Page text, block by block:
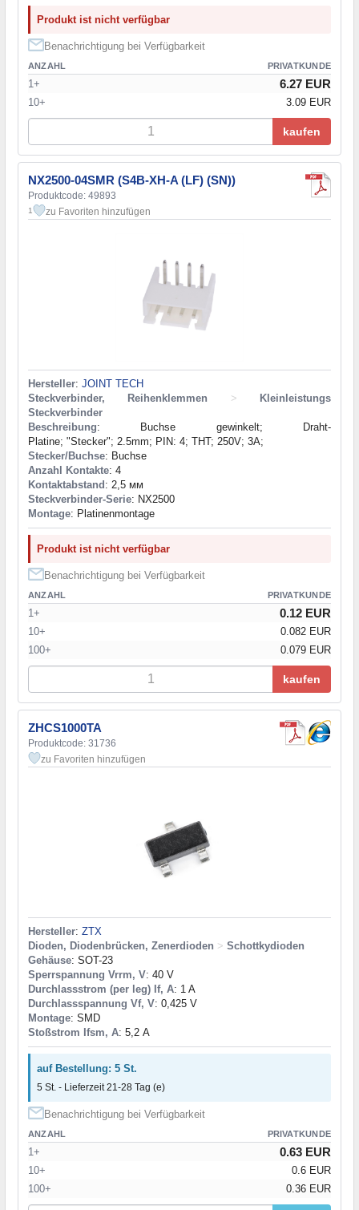
Produkt ist nicht verfügbar
Benachrichtigung bei Verfügbarkeit
ANZAHL PRIVATKUNDE
1+ 6.27 EUR
10+ 3.09 EUR
kaufen
NX2500-04SMR (S4B-XH-A (LF) (SN))
Produktcode: 49893
1 zu Favoriten hinzufügen
Hersteller: JOINT TECH
Steckverbinder, Reihenklemmen
>
Kleinleistungs
Steckverbinder
Beschreibung: Buchse gewinkelt; Draht-
Platine; "Stecker"; 2.5mm; PIN: 4; THT; 250V; 3A;
Stecker/Buchse: Buchse
Anzahl Kontakte: 4
Kontaktabstand : 2,5 мм
Steckverbinder-Serie: NX2500
Montage: Platinenmontage
Produkt ist nicht verfügbar
Benachrichtigung bei Verfügbarkeit
ANZAHL PRIVATKUNDE
1+ 0.12 EUR
10+
0.082 EUR
100+
0.079 EUR
kaufen
ZHCS1000TA
Produktcode: 31736
zu Favoriten hinzufügen
Hersteller: ZTX
Dioden, Diodenbrücken, Zenerdioden > Schottkydioden
Gehäuse: SOT-23
Sperrspannung Vrrm, V: 40 V
Durchlassstrom (per leg) If, A: 1 A
Durchlassspannung Vf, V: 0,425 V
Montage: SMD
Stoßstrom Ifsm, A: 5,2 А
auf Bestellung: 5 St.
5 St. - Lieferzeit 21-28 Tag (e)
Benachrichtigung bei Verfügbarkeit
ANZAHL PRIVATKUNDE
1+ 0.63 EUR
10+
0.6 EUR
100+
0.36 EUR